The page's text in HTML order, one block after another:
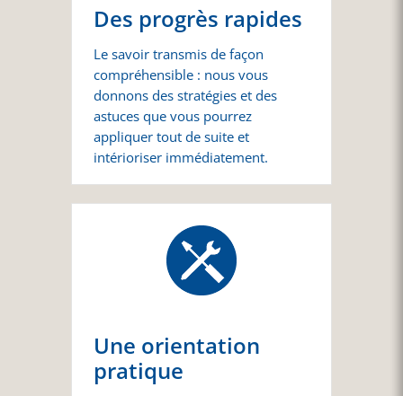
Des progrès rapides
Le savoir transmis de façon
compréhensible : nous vous
donnons des stratégies et des
astuces que vous pourrez
appliquer tout de suite et
intérioriser immédiatement.
Une orientation
pratique